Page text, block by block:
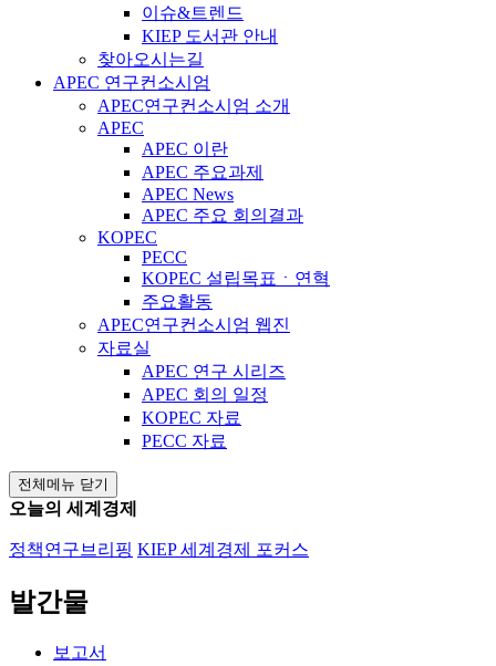
이슈&트렌드
KIEP 도서관 안내
찾아오시는길
APEC 연구컨소시엄
APEC연구컨소시엄 소개
APEC
APEC 이란
APEC 주요과제
APEC News
APEC 주요 회의결과
KOPEC
PECC
KOPEC 설립목표ㆍ연혁
주요활동
APEC연구컨소시엄 웹진
자료실
APEC 연구 시리즈
APEC 회의 일정
KOPEC 자료
PECC 자료
전체메뉴 닫기
오늘의 세계경제
정책연구브리핑 KIEP 세계경제 포커스
발간물
보고서